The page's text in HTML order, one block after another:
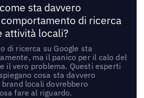
sta davvero
di ricerca
attività locali?
di ricerca su Google sta
ma il panico per il calo del
il vero problema. Questi esperti
cosa sta davvero
locali dovrebbero
fare al riguardo.